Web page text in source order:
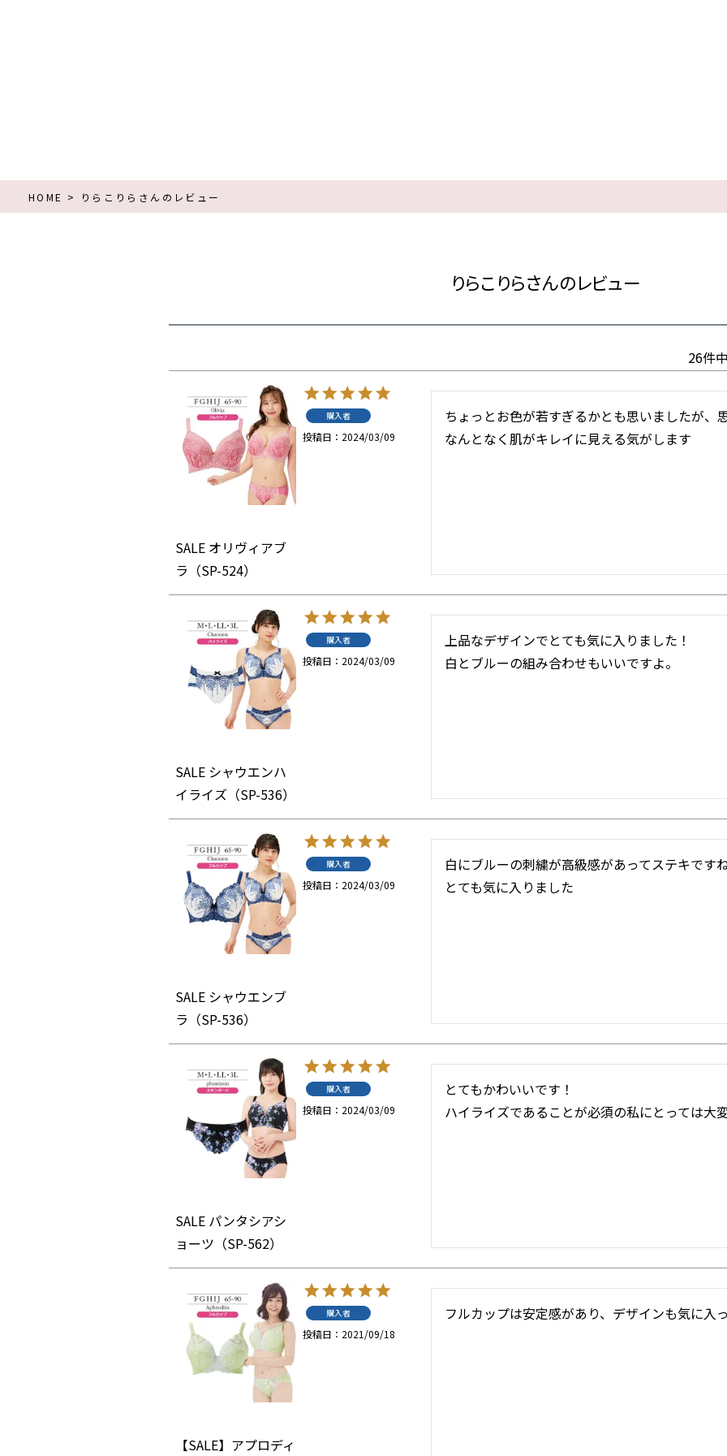
HOME りらこりらさんのレビュー
りらこりらさんのレビュー
26件
SALE オリヴィアブ
ラ（SP-524）
購入者
投稿日 2024/03/09
ちょっとお色が若すぎるかとも思いましたが、
SALE シャウエンハ
イライズ（SP-536）
購入者
投稿日 2024/03/09
上品なデザインでとても気に入りました！
SALE シャウエンブ
ラ（SP-536）
購入者
投稿日 2024/03/09
白にブルーの刺繍が高級感があってステキです
とても気に入りました
SALE パンタシアシ
ョーツ（SP-562）
購入者
投稿日 2024/03/09
とてもかわいいです！
ハイライズであることが必須の私にとっては大
【SALE】アプロディ
購入者
投稿日 2021/09/18
フルカップは安定感があり、デザインも気に入